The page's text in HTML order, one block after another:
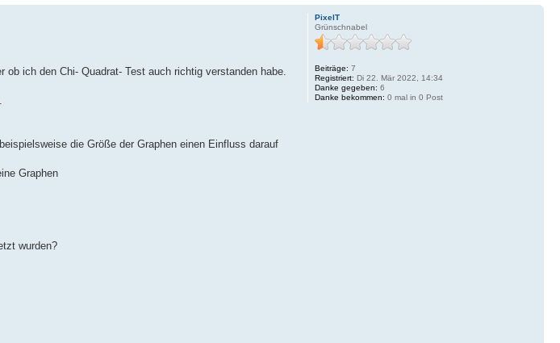
ich den Chi- Quadrat- Test auch richtig verstanden habe.
die Größe der Graphen einen Einfluss darauf
Graphen
wurden?
PixelT
Grünschnabel
Beiträge: 7
Registriert: Di 22. Mär 2022, 14:34
Danke gegeben: 6
Danke bekommen: 0 mal in 0 Post